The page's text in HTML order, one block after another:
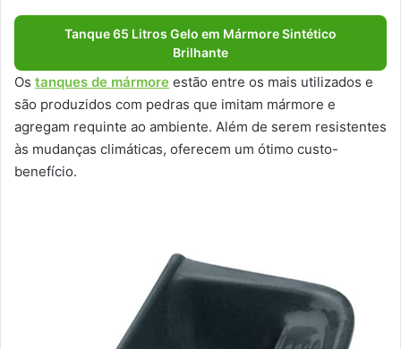
Tanque 65 Litros Gelo em Mármore Sintético
Brilhante
Os tanques de mármore estão entre os mais utilizados e
são produzidos com pedras que imitam mármore e
agregam requinte ao ambiente. Além de serem resistentes
às mudanças climáticas, oferecem um ótimo custo-
benefício.